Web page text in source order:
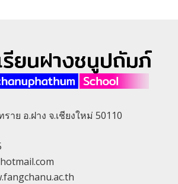
าย อ.ฝาง จ.เชียงใหม่ 50110